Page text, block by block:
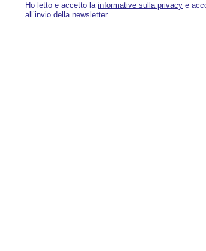
Ho letto e accetto lainformative sulla privacy e
all’invio della newsletter.